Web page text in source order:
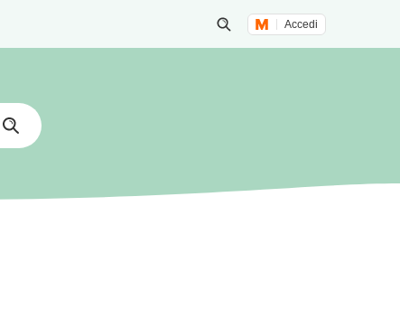
Inizia una ricerca
Accedi